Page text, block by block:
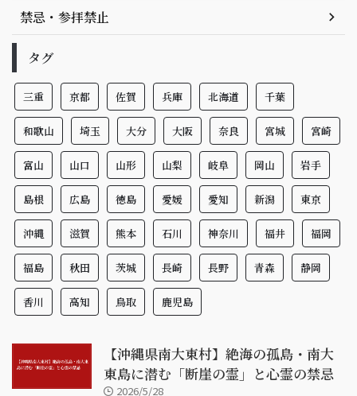
禁忌・参拝禁止
タグ
三重 京都 佐賀 兵庫 北海道 千葉
和歌山 埼玉 大分 大阪 奈良 宮城 宮崎
富山 山口 山形 山梨 岐阜 岡山 岩手
島根 広島 徳島 愛媛 愛知 新潟 東京
沖縄 滋賀 熊本 石川 神奈川 福井 福岡
福島 秋田 茨城 長崎 長野 青森 静岡
香川 高知 鳥取 鹿児島
【沖縄県南大東村】絶海の孤島・南大
東島に潜む「断崖の霊」と心霊の禁忌
2026/5/28